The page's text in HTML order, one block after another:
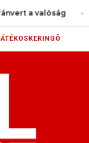
valóság